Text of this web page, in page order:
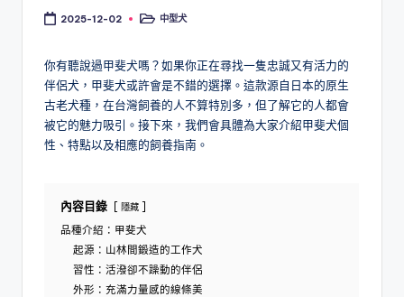
2025-12-02
Posted中型犬
你有聽說過甲斐犬嗎？如果你正在尋找一隻忠誠又有活力的
伴侶犬，甲斐犬或許會是不錯的選擇。這款源自日本的原生
古老犬種，在台灣飼養的人不算特別多，但了解它的人都會
被它的魅力吸引。接下來，我們會具體為大家介紹甲斐犬個
性、特點以及相應的飼養指南。
內容目錄 隱藏
品種介紹：甲斐犬
起源：山林間鍛造的工作犬
習性：活潑卻不躁動的伴侶
外形：充滿力量感的線條美